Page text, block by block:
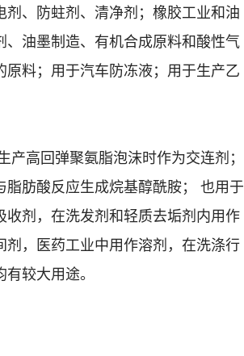
、防蛀剂、清净剂；橡胶工业和油
油墨制造、有机合成原料和酸性气
料；用于汽车防冻液；用于生产乙
高回弹聚氨脂泡沫时作为交连剂；
肪酸反应生成烷基醇酰胺； 也用于
剂，在洗发剂和轻质去垢剂内用作
，医药工业中用作溶剂，在洗涤行
较大用途。